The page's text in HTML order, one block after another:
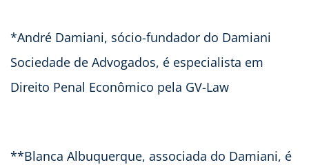
*André Damiani, sócio-fundador do Damiani
Sociedade de Advogados, é especialista em
Direito Penal Econômico pela GV-Law
**Blanca Albuquerque, associada do Damiani, é